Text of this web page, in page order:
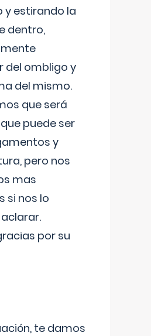
y estirando la
dentro,
del ombligo y
del mismo.
que será
puede ser
y
pero nos
mas
si nos lo
por su
te damos